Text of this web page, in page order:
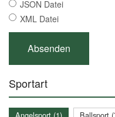
JSON Datei
XML Datei
Sportart
Angelsport (1) Ballsport